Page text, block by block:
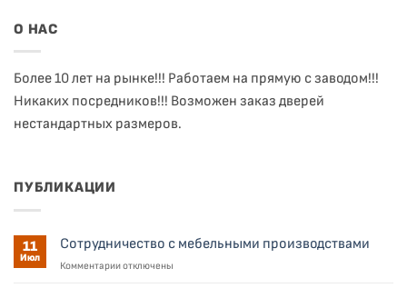
О НАС
Более 10 лет на рынке!!! Работаем на прямую с заводом!!!
Никаких посредников!!! Возможен заказ дверей
нестандартных размеров.
ПУБЛИКАЦИИ
11
Июл
Сотрудничество с мебельными производствами
Комментариикотключены